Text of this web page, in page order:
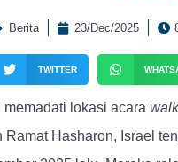
Berita 23/Dec/2025
TWITTER
lokasi acara
Ramat Hasharon, Israel